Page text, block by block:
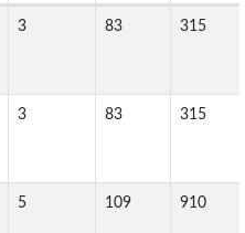
3 83 315
3 83 315
5 109 910